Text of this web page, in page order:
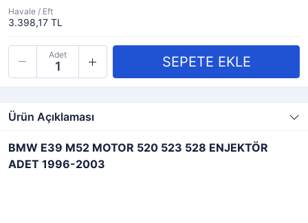
Havale / Eft
3.398,17 TL
Adet
Ürün Açıklaması
BMW E39 M52 MOTOR 520 523 528 ENJEKTÖR
ADET 1996-2003